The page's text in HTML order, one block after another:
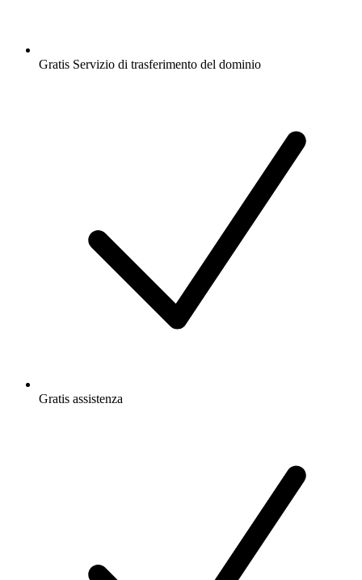
Gratis Servizio di trasferimento del dominio
Gratis assistenza